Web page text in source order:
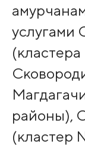
районы),
(кластер